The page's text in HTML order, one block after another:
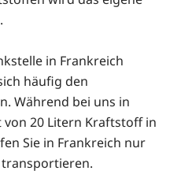
in Frankreich
häufig den
Während bei uns in
20 Litern Kraftstoff in
Sie in Frankreich nur